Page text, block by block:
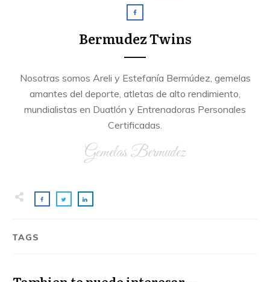
Bermudez Twins
Nosotras somos Areli y Estefanía Bermúdez, gemelas
amantes del deporte, atletas de alto rendimiento,
mundialistas en Duatlón y Entrenadoras Personales
Certificadas.
Gemelas Bermudez
TAGS